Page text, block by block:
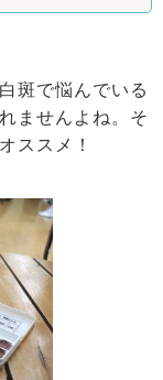
斑で悩んでいる
ませんよね。そ
ススメ！